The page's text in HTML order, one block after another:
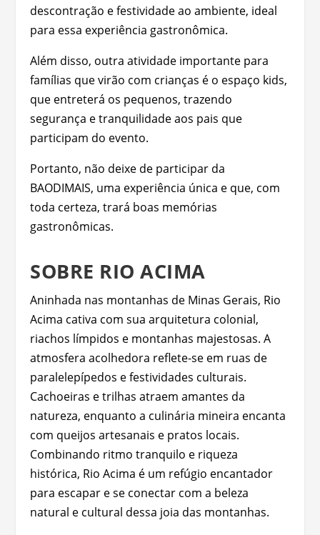
descontração e festividade ao ambiente, ideal
para essa experiência gastronômica.
Além disso, outra atividade importante para
famílias que virão com crianças é o espaço kids,
que entreterá os pequenos, trazendo
segurança e tranquilidade aos pais que
participam do evento.
Portanto, não deixe de participar da
BAODIMAIS, uma experiência única e que, com
toda certeza, trará boas memórias
gastronômicas.
SOBRE RIO ACIMA
Aninhada nas montanhas de Minas Gerais, Rio
Acima cativa com sua arquitetura colonial,
riachos límpidos e montanhas majestosas. A
atmosfera acolhedora reflete-se em ruas de
paralelepípedos e festividades culturais.
Cachoeiras e trilhas atraem amantes da
natureza, enquanto a culinária mineira encanta
com queijos artesanais e pratos locais.
Combinando ritmo tranquilo e riqueza
histórica, Rio Acima é um refúgio encantador
para escapar e se conectar com a beleza
natural e cultural dessa joia das montanhas.